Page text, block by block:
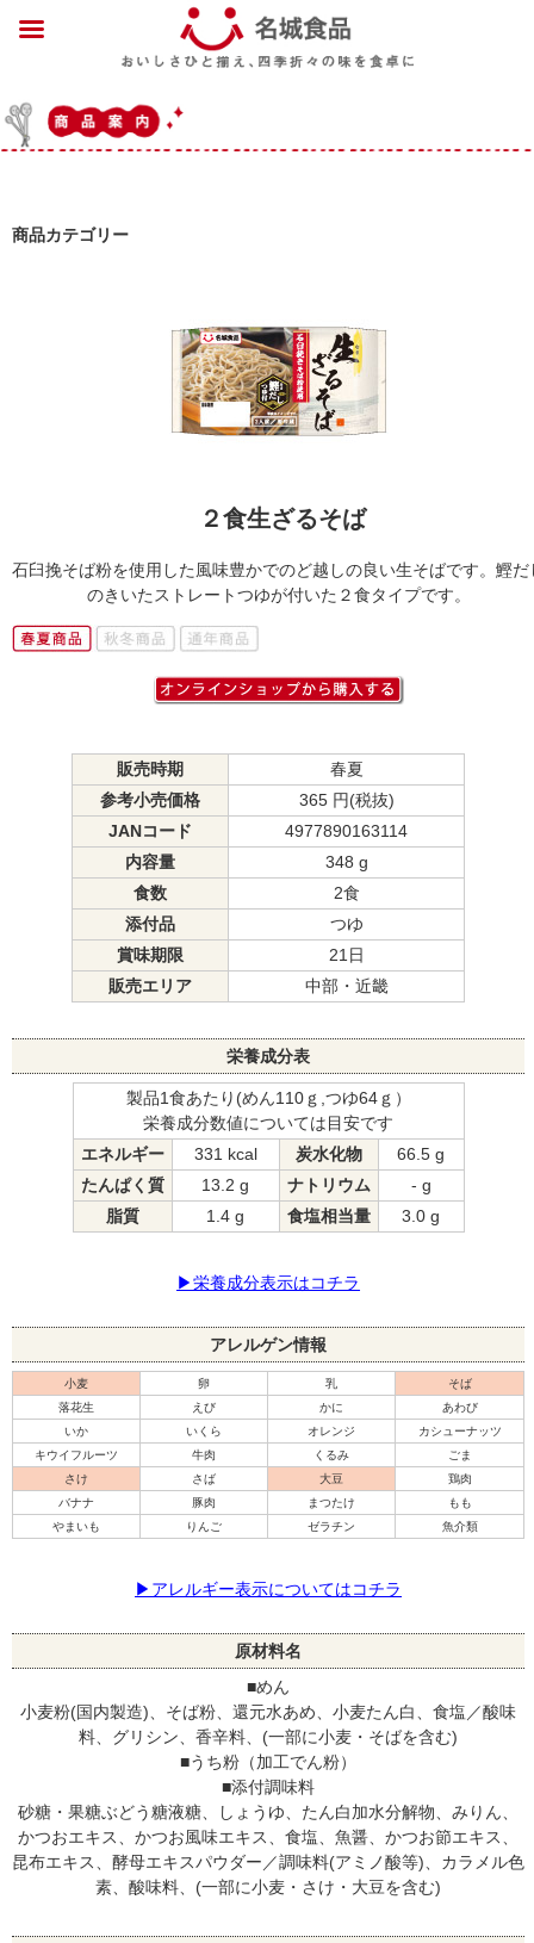
商品カテゴリー
２食生ざるそば
石臼挽そば粉を使用した風味豊かでのど越しの良い生そばです。鰹だ
のきいたストレートつゆが付いた２食タイプです。
販売時期
春夏
参考小売価格
365 円(税抜)
JANコード
4977890163114
内容量
348 g
食数
2食
添付品
つゆ
賞味期限
21日
販売エリア
中部・近畿
栄養成分表
製品1食あたり(めん110ｇ,つゆ64ｇ）
栄養成分数値については目安です
エネルギー
331 kcal 炭水化物
66.5 g
たんぱく質
13.2 g ナトリウム
- g
脂質
1.4 g 食塩相当量 3.0 g
▶栄養成分表示はコチラ
アレルゲン情報
小麦 卵 乳
そば
落花生
えび かに
あわび
いか
いくら オレンジ
カシューナッツ
キウイフルーツ
牛肉 くるみ
ごま
さけ
さば 大豆
鶏肉
バナナ
豚肉 まつたけ
もも
やまいも
りんご ゼラチン 魚介類
▶アレルギー表示についてはコチラ
原材料名
■めん
小麦粉(国内製造)、そば粉、還元水あめ、小麦たん白、食塩／酸味
料、グリシン、香辛料、(一部に小麦・そばを含む)
■うち粉（加工でん粉）
■添付調味料
砂糖・果糖ぶどう糖液糖、しょうゆ、たん白加水分解物、みりん、
かつおエキス、かつお風味エキス、食塩、魚醤、かつお節エキス、
昆布エキス、酵母エキスパウダー／調味料(アミノ酸等)、カラメル色
素、酸味料、(一部に小麦・さけ・大豆を含む)